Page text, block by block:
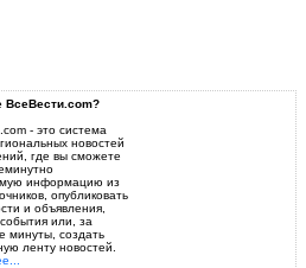
ВсеВести.com?
- это система
новостей
где вы сможете
информацию из
опубликовать
и объявления,
или, за
минуты, создать
ленту новостей.